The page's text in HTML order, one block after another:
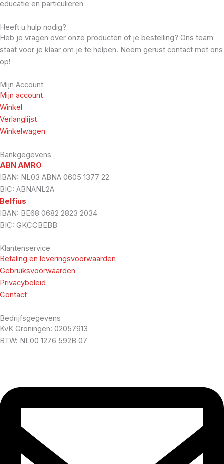
educatie en particulieren
Heeft u hulp nodig?
Heb je vragen over onze producten of je bestelling? Ons team
staat voor je klaar om je te helpen. Neem gerust contact met ons
op!
Mijn Account
Mijn account
Winkel
Verlanglijst
Winkelwagen
Bankgegevens
ABN AMRO
IBAN: NL03 ABNA 0605 1377 22
BIC: ABNANL2A
Belfius
IBAN: BE68 0682 2823 2034
BIC: GKCCBEBB
Klantenservice
Betaling en leveringsvoorwaarden
Gebruiksvoorwaarden
Privacybeleid
Contact
Bedrijfsgegevens
KvK Groningen: 02057913
BTW: NL00 1276 592B 07